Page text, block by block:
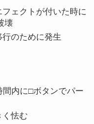
ェクトが付いた時に
壊
のために発生
内に□ボタンでパー
く怯む